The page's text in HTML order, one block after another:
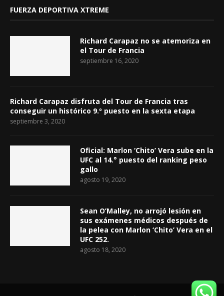
FUERZA DEPORTIVA XTREME
Richard Carapaz no se atemoriza en
el Tour de Francia
septiembre 16, 2020
Richard Carapaz disfruta del Tour de Francia tras
conseguir un histórico 9.º puesto en la sexta etapa
septiembre 3, 2020
Oficial: Marlon ‘Chito’ Vera sube en la
UFC al 14.° puesto del ranking peso
gallo
agosto 19, 2020
Sean O’Malley, no arrojó lesión en
sus exámenes médicos después de
la pelea con Marlon ‘Chito’ Vera en el
UFC 252.
agosto 18, 2020